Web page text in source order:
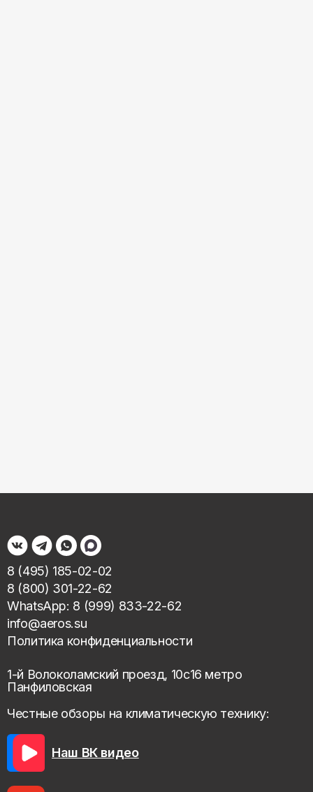
8 (495) 185-02-02
8 (800) 301-22-62
WhatsApp: 8 (999) 833-22-62
info@aeros.su
Политика конфиденциальности
1-й Волоколамский проезд, 10с16 метро
Панфиловская
Честные обзоры на климатическую технику:
Наш ВК видео